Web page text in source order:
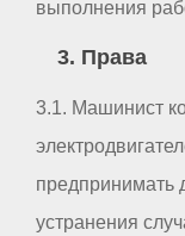
выполнения
3. Права
3.1. Машинист
предпринимать
устранения